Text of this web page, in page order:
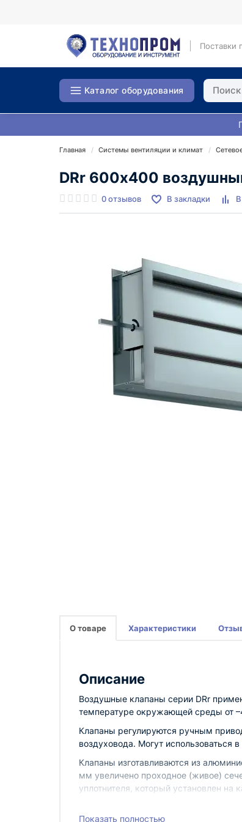
Поставки
Каталог оборудования
Главная Системы вентиляции и климат
DRr 600х400
0 отзывов В закладки
О товаре Характеристики
Описание
Воздушные клапаны серии DRr
температуре окружающей среды от
Клапаны регулируются ручным
воздуховода. Могут использоваться
Клапаны изготавливаются из
мм увеличено проходное (живое)
уплотнителя, который установлен
Показать полностью